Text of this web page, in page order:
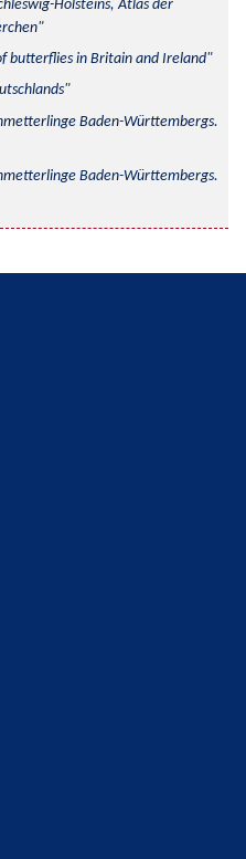
Holsteins, Atlas der
butterflies in Britain and Ireland
Baden-Württembergs.
Baden-Württembergs.